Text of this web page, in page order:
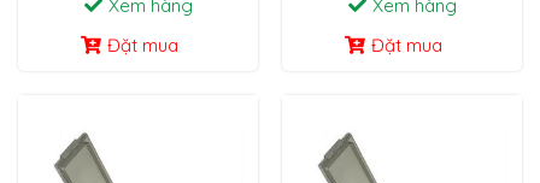
Xem hàng
Đặt mua
Xem hàng
Đặt mua